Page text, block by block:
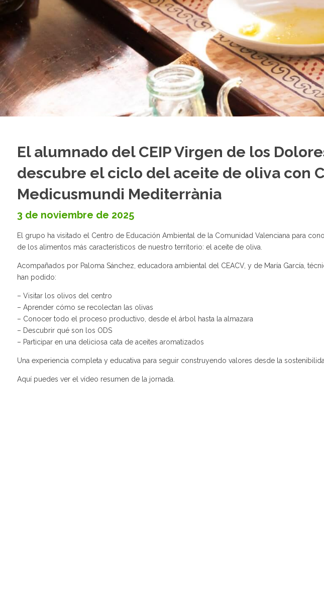
El alumnado del CEIP Virgen de los
descubre el ciclo del aceite de oliva con
Medicusmundi Mediterrània
3 de noviembre de 2025
El grupo ha visitado el Centro de Educación Ambiental de la Comunidad Valenciana para
de los alimentos más característicos de nuestro territorio: el aceite de oliva.
Acompañados por Paloma Sánchez, educadora ambiental del CEACV, y de María García,
han podido:
– Visitar los olivos del centro
– Aprender cómo se recolectan las olivas
– Conocer todo el proceso productivo, desde el árbol hasta la almazara
– Descubrir qué son los ODS
– Participar en una deliciosa cata de aceites aromatizados
Una experiencia completa y educativa para seguir construyendo valores desde la
Aquí puedes ver el vídeo resumen de la jornada.